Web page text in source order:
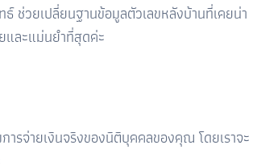
ช่วยเปลี่ยนฐานข้อมูลตัวเลขหลังบ้านที่เคยน่า
และแม่นยำที่สุดค่ะ
รจ่ายเงินจริงของนิติบุคคลของคุณ โดยเราจะ